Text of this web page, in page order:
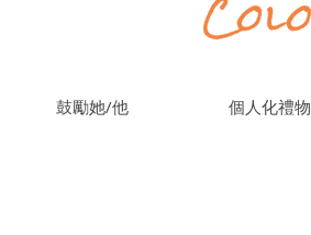
鼓勵她/他 個人化禮物